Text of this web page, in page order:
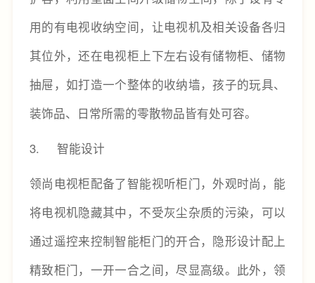
用的有电视收纳空间，让电视机及相关设备各归
其位外，还在电视柜上下左右设有储物柜、储物
抽屉，如打造一个整体的收纳墙，孩子的玩具、
装饰品、日常所需的零散物品皆有处可容。
3. 智能设计
领尚电视柜配备了智能视听柜门，外观时尚，能
将电视机隐藏其中，不受灰尘杂质的污染，可以
通过遥控来控制智能柜门的开合，隐形设计配上
精致柜门，一开一合之间，尽显高级。此外，领